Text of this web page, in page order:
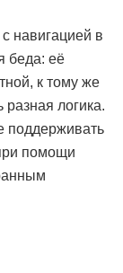
навигацией в
беда: её
к тому же
разная логика.
поддерживать
помощи